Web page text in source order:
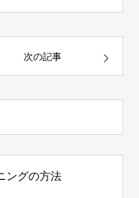
次の記事
ングの方法